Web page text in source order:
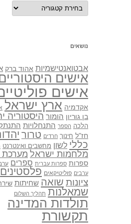
נושאים
נושאים
אבטואנטישמיות אהוד ברק
אישים
אישים
אקדמיה ארץ ישראל
בן גוריון הומור היסטוריה
הלכה הספר התנחלויות
חז"ל חינוך חרדים טרור
כללי לשון מחשבים ואינטרנט
מלחמות ישראל
ספרות ספרות עברית ספרים
ערבים פוליטיקאים פלסטינים
ציונות שואה שחיתות
שמאלנות תהליך השלום
תולדות המדינה
תקשורת